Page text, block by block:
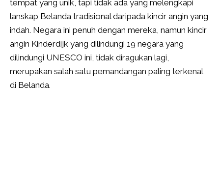
tempat yang unik, tapi tidak ada yang melengkapi
lanskap Belanda tradisional daripada kincir angin yang
indah. Negara ini penuh dengan mereka, namun kincir
angin Kinderdijk yang dilindungi 19 negara yang
dilindungi UNESCO ini, tidak diragukan lagi,
merupakan salah satu pemandangan paling terkenal
di Belanda.